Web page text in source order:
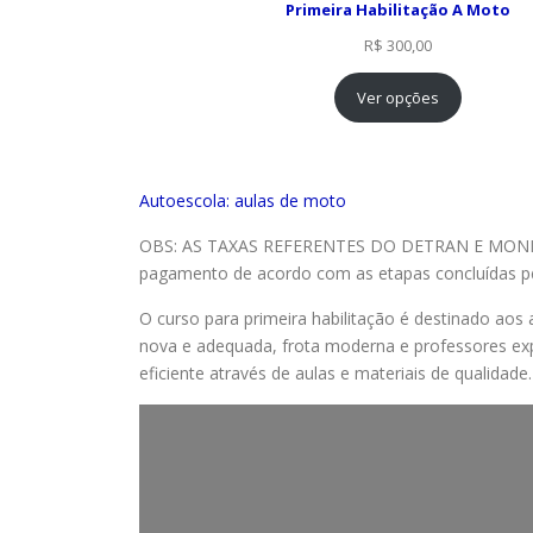
Primeira Habilitação A Moto
R$ 300,00
Ver opções
Autoescola: aulas de moto
OBS: AS TAXAS REFERENTES DO DETRAN E
pagamento de acordo com as etapas concluídas
O curso para primeira habilitação é destinado
nova e adequada, frota moderna e professores
eficiente através de aulas e materiais de